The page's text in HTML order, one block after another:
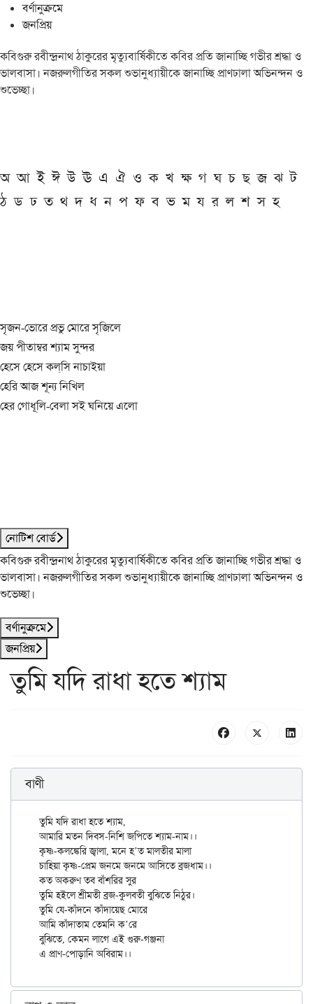
বর্ণানুক্রমে
জনপ্রিয়
কবিগুরু রবীন্দ্রনাথ ঠাকুরের মৃত্যুবার্ষিকীতে কবির প্রতি জানাচ্ছি গভীর শ্রদ্ধা ও
ভালবাসা। নজরুলগীতির সকল শুভানুধ্যায়ীকে জানাচ্ছি প্রাণঢালা অভিনন্দন ও
শুভেচ্ছা।
অ আ ই ঈ উ ঊ এ ঐ ও ক খ ক্ষ গ ঘ চ ছ জ ঝ ট
ঠ ড ঢ ত থ দ ধ ন প ফ ব ভ ম য র ল শ স হ
সৃজন-ভোরে প্রভু মোরে সৃজিলে
জয় পীতাম্বর শ্যাম সুন্দর
হেসে হেসে কল্‌সি নাচাইয়া
হেরি আজ শূন্য নিখিল
হের গোধূলি-বেলা সই ঘনিয়ে এলো
নোটিশ বোর্ড
কবিগুরু রবীন্দ্রনাথ ঠাকুরের মৃত্যুবার্ষিকীতে কবির প্রতি জানাচ্ছি গভীর শ্রদ্ধা ও
ভালবাসা। নজরুলগীতির সকল শুভানুধ্যায়ীকে জানাচ্ছি প্রাণঢালা অভিনন্দন ও
শুভেচ্ছা।
বর্ণানুক্রমে
জনপ্রিয়
তুমি যদি রাধা হতে শ্যাম
বাণী
তুমি যদি রাধা হতে শ্যাম,
আমারি মতন দিবস-নিশি জপিতে শ্যাম-নাম।।
কৃষ্ণ-কলঙ্কেরি জ্বালা, মনে হ’ত মালতীর মালা
চাহিয়া কৃষ্ণ-প্রেম জনমে জনমে আসিতে ব্রজধাম।।
কত অকরুণ তব বাঁশরির সুর
তুমি হইলে শ্রীমতী ব্রজ-কুলবতী বুঝিতে নিঠুর।
তুমি যে-কাঁদনে কাঁদায়েছ মোরে
আমি কাঁদাতাম তেমনি ক’রে
বুঝিতে, কেমন লাগে এই গুরু-গঞ্জনা